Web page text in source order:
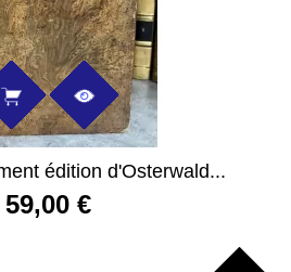
édition d'Osterwald...
59,00 €